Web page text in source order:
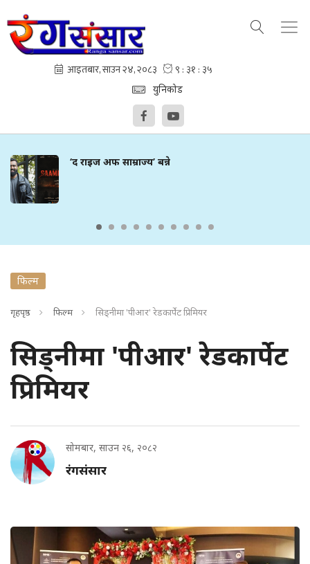
युनिकोड
‘द राइज अफ साम्राज्य’ बन्ने
फिल्म
गृहपृष्ठ फिल्म सिड्नीमा 'पीआर' रेडकार्पेट प्रिमियर
सिड्नीमा 'पीआर' रेडकार्पेट
प्रिमियर
सोमबार, साउन २६, २०८२
रंगसंसार